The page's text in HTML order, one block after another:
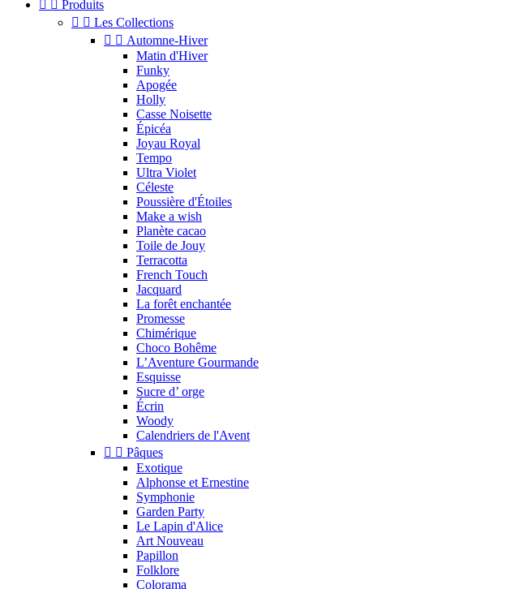
  Produits
  Les Collections
  Automne-Hiver
Matin d'Hiver
Funky
Apogée
Holly
Casse Noisette
Épicéa
Joyau Royal
Tempo
Ultra Violet
Céleste
Poussière d'Étoiles
Make a wish
Planète cacao
Toile de Jouy
Terracotta
French Touch
Jacquard
La forêt enchantée
Promesse
Chimérique
Choco Bohême
L’Aventure Gourmande
Esquisse
Sucre d’ orge
Écrin
Woody
Calendriers de l'Avent
  Pâques
Exotique
Alphonse et Ernestine
Symphonie
Garden Party
Le Lapin d'Alice
Art Nouveau
Papillon
Folklore
Colorama